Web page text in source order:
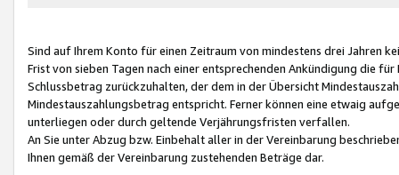
Sind auf Ihrem Konto für einen Zeitraum von mindestens drei Jahren
Frist von sieben Tagen nach einer entsprechenden Ankündigung die
Schlussbetrag zurückzuhalten, der dem in der Übersicht
Mindestauszahlungsbetrag entspricht. Ferner können eine etwaig
unterliegen oder durch geltende Verjährungsfristen verfallen.
An Sie unter Abzug bzw. Einbehalt aller in der Vereinbarung
Ihnen gemäß der Vereinbarung zustehenden Beträge dar.